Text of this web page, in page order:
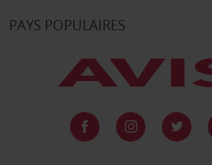
PAYS POPULAIRES